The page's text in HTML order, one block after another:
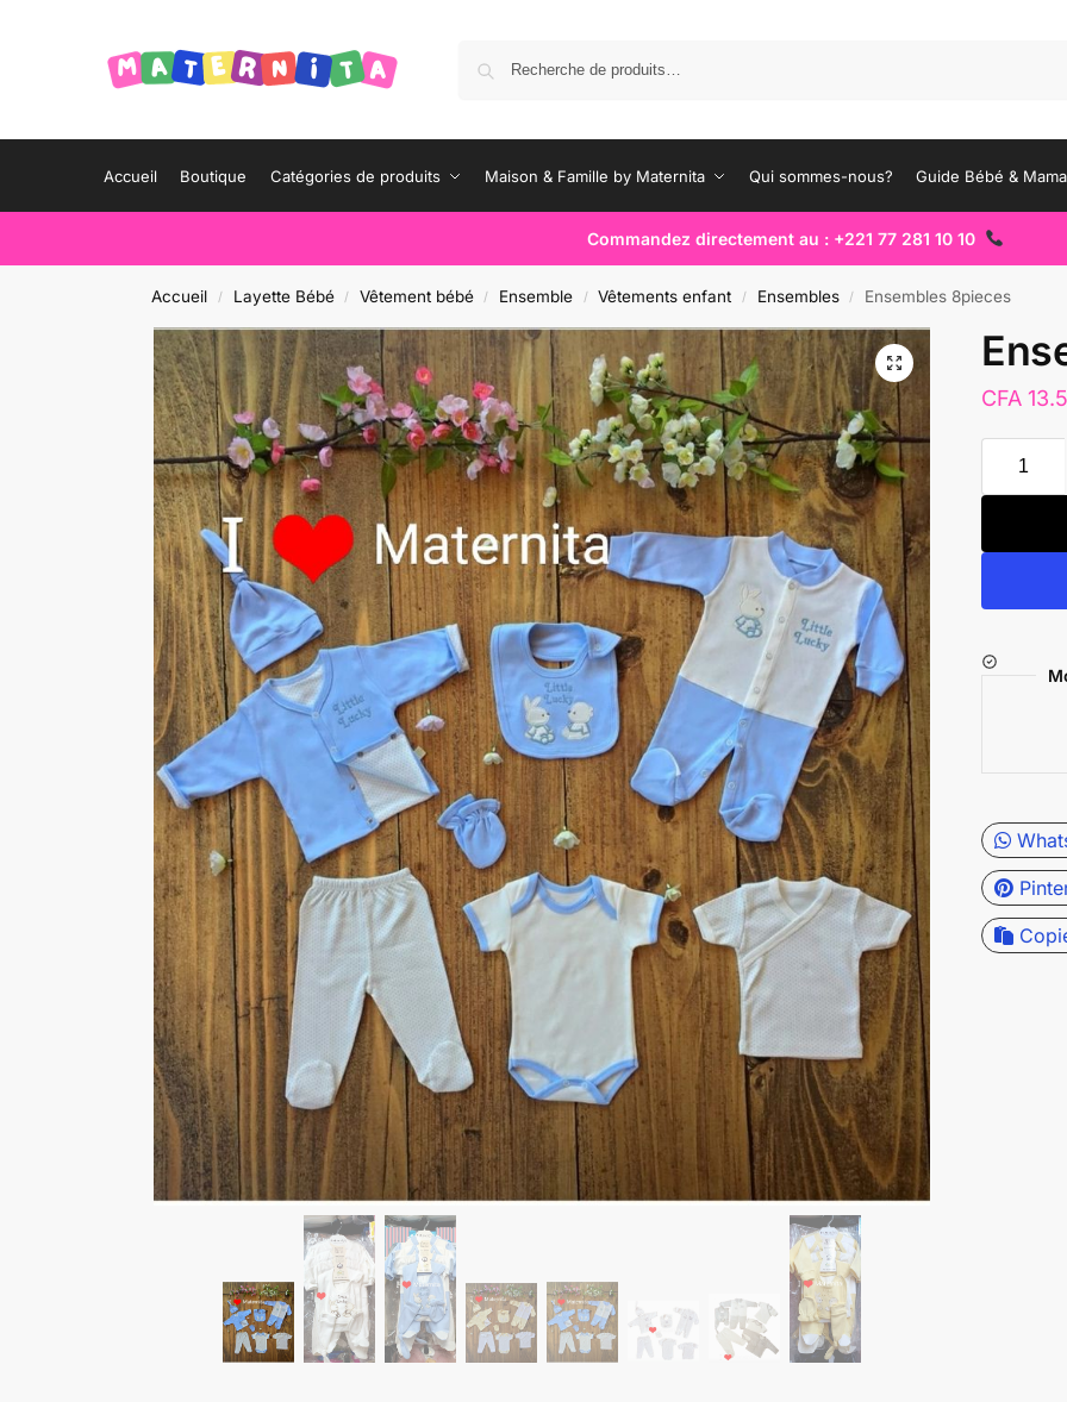
Accueil Boutique Catégories de produits Maison & Famille by Maternita Qui sommes-nous? Guide Bébé &
Commandez directement au : +221 77 281 10 10
Accueil / Layette Bébé / Vêtement bébé / Ensemble / Vêtements enfant / Ensembles / Ensembles 8pieces
CFA